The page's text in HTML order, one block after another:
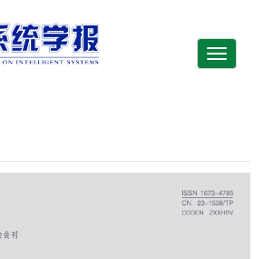
Toggle